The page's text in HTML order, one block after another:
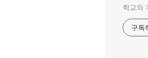
학교와
구독